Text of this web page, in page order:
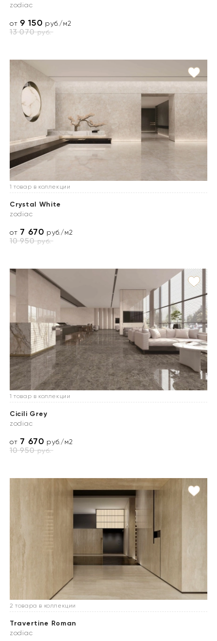
zodiac
от 9 150 руб./м2
13 070руб.
1 товар в коллекции
Crystal White
zodiac
от 7 670 руб./м2
10 950руб.
1 товар в коллекции
Cicili Grey
zodiac
от 7 670 руб./м2
10 950руб.
2 товара в коллекции
Travertine Roman
zodiac